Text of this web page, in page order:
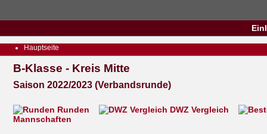
Hauptseite
B-Klasse - Kreis Mitte
Saison 2022/2023 (Verbandsrunde)
Runden
DWZ Vergleich
Mannschaften